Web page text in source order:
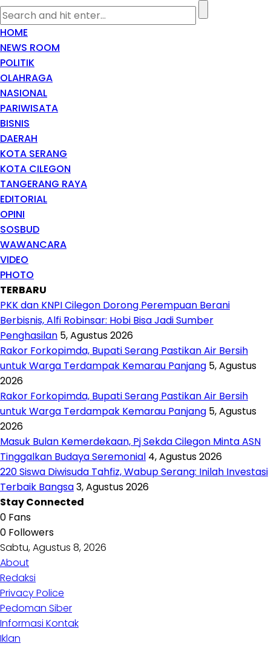
HOME
NEWS ROOM
POLITIK
OLAHRAGA
NASIONAL
PARIWISATA
BISNIS
DAERAH
KOTA SERANG
KOTA CILEGON
TANGERANG RAYA
EDITORIAL
OPINI
SOSBUD
WAWANCARA
VIDEO
PHOTO
TERBARU
PKK dan KNPI Cilegon Dorong Perempuan Berani
Berbisnis, Alfi Robinsar: Hobi Bisa Jadi Sumber
Penghasilan 5, Agustus 2026
Rakor Forkopimda, Bupati Serang Pastikan Air Bersih
untuk Warga Terdampak Kemarau Panjang 5, Agustus
2026
Rakor Forkopimda, Bupati Serang Pastikan Air Bersih
untuk Warga Terdampak Kemarau Panjang 5, Agustus
2026
Masuk Bulan Kemerdekaan, Pj Sekda Cilegon Minta ASN
Tinggalkan Budaya Seremonial 4, Agustus 2026
220 Siswa Diwisuda Tahfiz, Wabup Serang: Inilah Investasi
Terbaik Bangsa3, Agustus 2026
Stay Connected
0 Fans
0 Followers
Sabtu, Agustus 8, 2026
About
Redaksi
Privacy Police
Pedoman Siber
Informasi Kontak
Iklan